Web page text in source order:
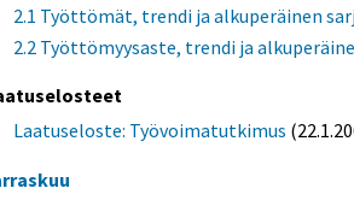
2.1 Työttömät, trendi ja alkuperäinen
2.2 Työttömyysaste, trendi ja
Laatuseloste: Työvoimatutkimus